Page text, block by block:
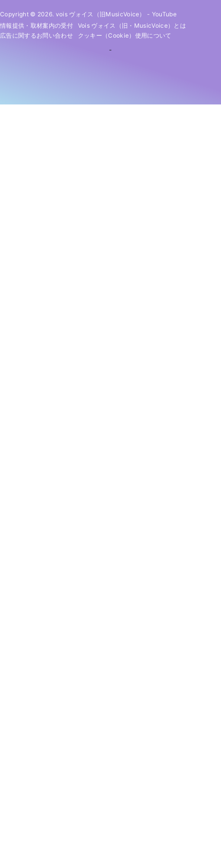
Copyright © 2026. vois ヴォイス（旧MusicVoice） - YouTube
情報提供・取材案内の受付
Vois ヴォイス（旧・MusicVoice）とは
広告に関するお問い合わせ
クッキー（cookie）使用について
-